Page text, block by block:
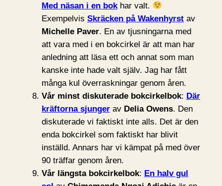
Med näsan i en bokhar valt.
Exempelvis Skräcken på Wakenhyrstav
Michelle Paver. En av tjusningarna med
att vara med i en bokcirkel är att man har
anledning att läsa ett och annat som man
kanske inte hade valt själv. Jag har fått
många kul överraskningar genom åren.
Vår minst diskuterade bokcirkelbok: Där
kräftorna sjungerav Delia Owens. Den
diskuterade vi faktiskt inte alls. Det är den
enda bokcirkel som faktiskt har blivit
inställd. Annars har vi kämpat på med över
90 träffar genom åren.
Vår längsta bokcirkelbok: En halv gul